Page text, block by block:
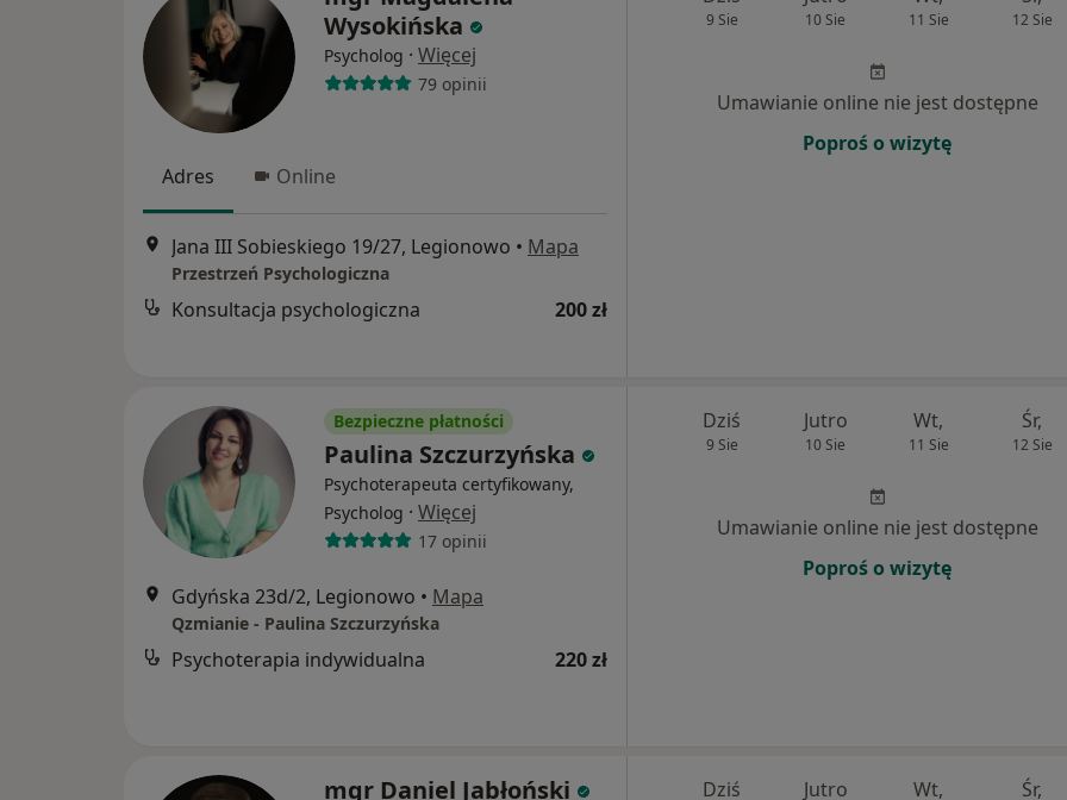
Wysokińska
Psycholog · Więcej
79 opinii
Adres Online
Jana III Sobieskiego 19/27, Legionowo • Mapa
Przestrzeń Psychologiczna
Konsultacja psychologiczna 200 zł
9 Sie 10 Sie 11 Sie 12 Sie
Umawianie online nie jest dostępne
Poproś o wizytę
Bezpieczne płatności
Paulina Szczurzyńska
Psychoterapeuta certyfikowany,
Psycholog · Więcej
17 opinii
Gdyńska 23d/2, Legionowo • Mapa
Qzmianie - Paulina Szczurzyńska
Psychoterapia indywidualna 220 zł
Dziś
9 Sie
Jutro
10 Sie
Wt,
11 Sie
Śr,
12 Sie
Umawianie online nie jest dostępne
Poproś o wizytę
mgr Daniel Jabłoński Dziś Jutro Wt, Śr,